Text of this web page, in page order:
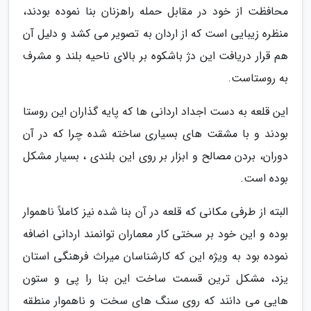
محافظت از خود در مقابل حمله راهزنان بنا نموده بودند،
منظره زیبایی است که از اردان به تصویر می کشد و دلیل آن
هم قرار دریافت این دژ باشکوه بر بالای ناحیه بلند و مشرف
به روستاست.
این قلعه به دست اجداد اردانی ها که پایه گذاران این روستا
بودند و با مشقت های بسیاری ساخته شده چرا که در آن
دوران، بردن مصالح و ابزار بر روی این بلندی ، بسیار مشکل
بوده است.
البته از طرفی مکانی که قلعه در آن بنا شده نیز کاملاً ناهموار
بوده و این خود بر سختی کار معماران توانمند اردانی اضافه
نموده بود به ویژه این که کارشناسان میراث فرهنگی استان
یزد، مشکل ترین قسمت ساخت این بنا را پی و ستون
هایی می دانند که روی سنگ های سخت و ناهموار منطقه